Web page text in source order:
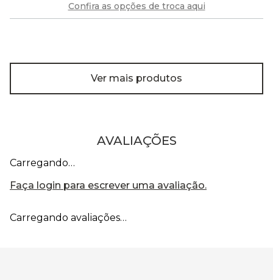
Confira as opções de troca aqui
Ver mais produtos
AVALIAÇÕES
Carregando…
Faça login para escrever uma avaliação.
Carregando avaliações…